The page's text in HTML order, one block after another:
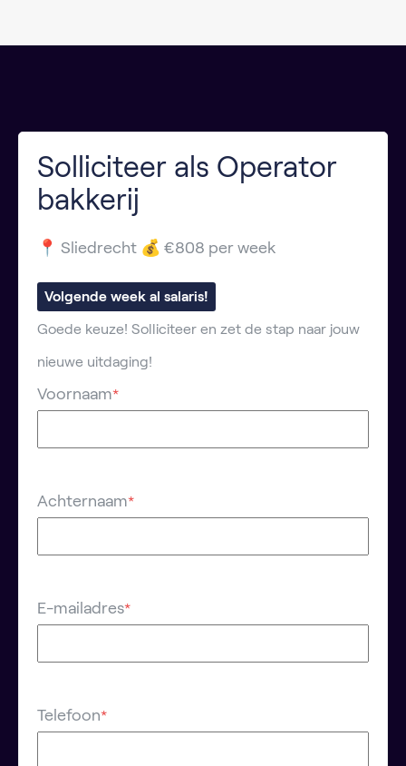
Solliciteer als Operator
bakkerij
📍 Sliedrecht 💰 €808 per week
Volgende week al salaris!
Goede keuze! Solliciteer en zet de stap naar jouw
nieuwe uitdaging!
Voornaam*
Achternaam*
E-mailadres*
Telefoon*